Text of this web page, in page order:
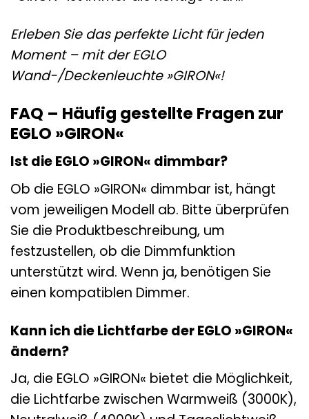
Erleben Sie das perfekte Licht für jeden
Moment – mit der EGLO
Wand-/Deckenleuchte »GIRON«!
FAQ – Häufig gestellte Fragen zur
EGLO »GIRON«
Ist die EGLO »GIRON« dimmbar?
Ob die EGLO »GIRON« dimmbar ist, hängt
vom jeweiligen Modell ab. Bitte überprüfen
Sie die Produktbeschreibung, um
festzustellen, ob die Dimmfunktion
unterstützt wird. Wenn ja, benötigen Sie
einen kompatiblen Dimmer.
Kann ich die Lichtfarbe der EGLO »GIRON«
ändern?
Ja, die EGLO »GIRON« bietet die Möglichkeit,
die Lichtfarbe zwischen Warmweiß (3000K),